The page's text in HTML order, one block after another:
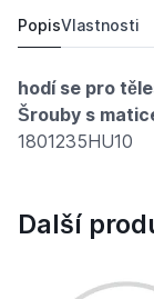
PopisVlastnosti
hodí se pro
Šrouby s
1801235HU10
Další